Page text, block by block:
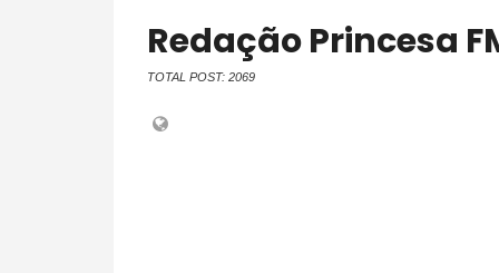
Redação Princesa
TOTAL POST: 2069